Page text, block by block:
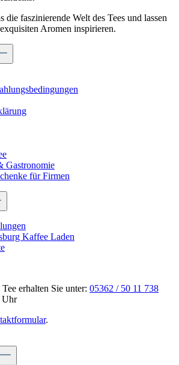
die faszinierende Welt des Tees und lassen
Aromen inspirieren.
Gastronomie
für Firmen
Kaffee Laden
erhalten Sie unter: 05362 / 50 11 738
Uhr
.